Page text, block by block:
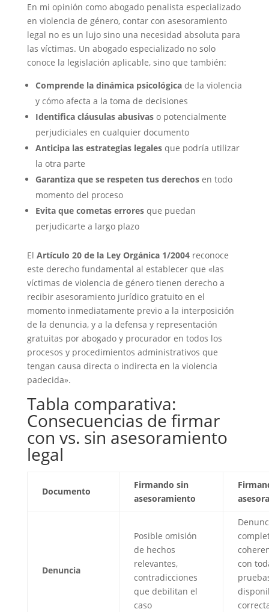
En mi opinión como abogado penalista especializado
en violencia de género, contar con asesoramiento
legal no es un lujo sino una necesidad absoluta para
las víctimas. Un abogado especializado no solo
conoce la legislación aplicable, sino que también:
Comprende la dinámica psicológicade la violencia
y cómo afecta a la toma de decisiones
Identifica cláusulas abusivaso potencialmente
perjudiciales en cualquier documento
Anticipa las estrategias legalesque podría utilizar
la otra parte
Garantiza que se respeten tus derechosen todo
momento del proceso
Evita que cometas erroresque puedan
perjudicarte a largo plazo
El Artículo 20 de la Ley Orgánica 1/2004reconoce
este derecho fundamental al establecer que «las
víctimas de violencia de género tienen derecho a
recibir asesoramiento jurídico gratuito en el
momento inmediatamente previo a la interposición
de la denuncia, y a la defensa y representación
gratuitas por abogado y procurador en todos los
procesos y procedimientos administrativos que
tengan causa directa o indirecta en la violencia
padecida».
Tabla comparativa:
Consecuencias de firmar
con vs. sin asesoramiento
legal
Documento
Firmando sin
asesoramiento
Denuncia
Posible omisión
de hechos
relevantes,
contradicciones
que debilitan el
caso
con